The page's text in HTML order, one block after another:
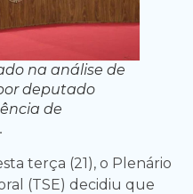
na análise de
deputado
de
terça (21), o Plenário
(TSE) decidiu que